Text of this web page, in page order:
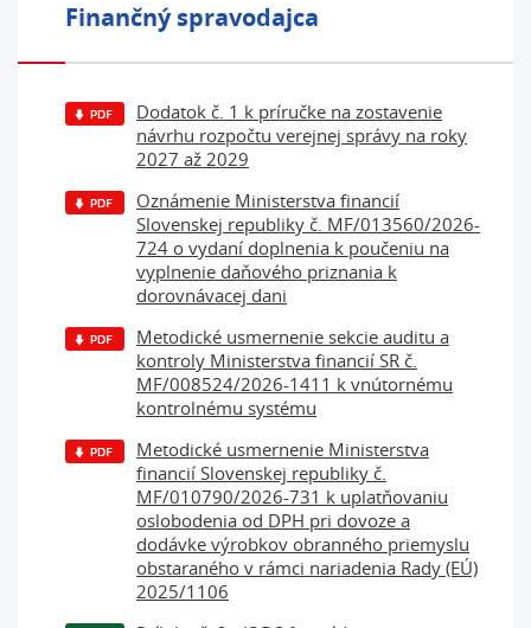
Finančný spravodajca
Dodatok č. 1 k príručke na zostavenie
návrhu rozpočtu verejnej správy na roky
2027 až 2029
Oznámenie Ministerstva financií
Slovenskej republiky č. MF/013560/2026-
724 o vydaní doplnenia k poučeniu na
vyplnenie daňového priznania k
dorovnávacej dani
Metodické usmernenie sekcie auditu a
kontroly Ministerstva financií SR č.
MF/008524/2026-1411 k vnútornému
kontrolnému systému
Metodické usmernenie Ministerstva
financií Slovenskej republiky č.
MF/010790/2026-731 k uplatňovaniu
oslobodenia od DPH pri dovoze a
dodávke výrobkov obranného priemyslu
obstaraného v rámci nariadenia Rady (EÚ)
2025/1106